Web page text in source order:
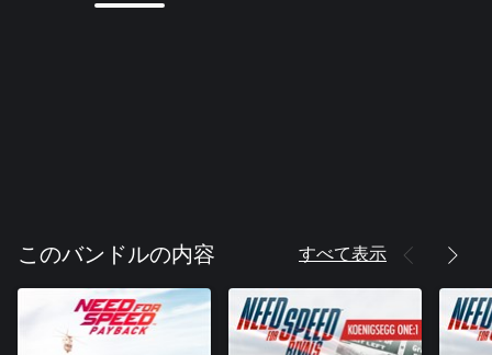
このバンドルの内容 すべて表示